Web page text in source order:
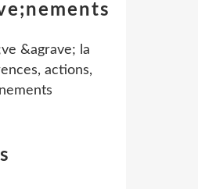
&agrave; la
actions,